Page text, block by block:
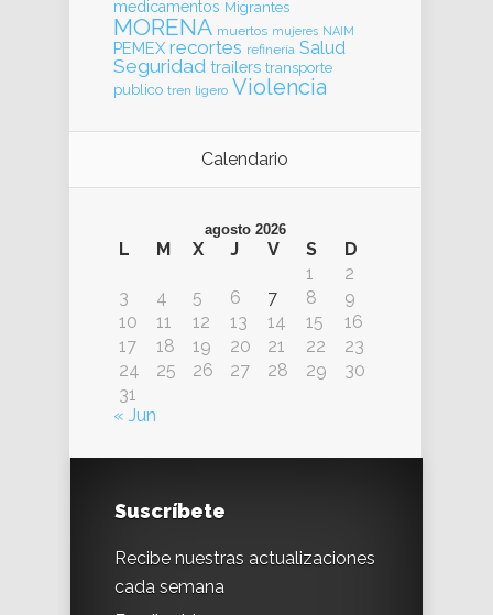
medicamentos Migrantes
MORENA muertos mujeres NAIM
PEMEX recortes refinería Salud
Seguridad trailers transporte
publico tren ligero Violencia
Calendario
agosto 2026
L M X J V S
D
1
2
3
4 5 6 7 8
9
10
11 12 13 14 15
16
17
18 19 20 21 22
23
24
25 26 27 28 29
30
31
« Jun
Suscríbete
Recibe nuestras actualizaciones
cada semana